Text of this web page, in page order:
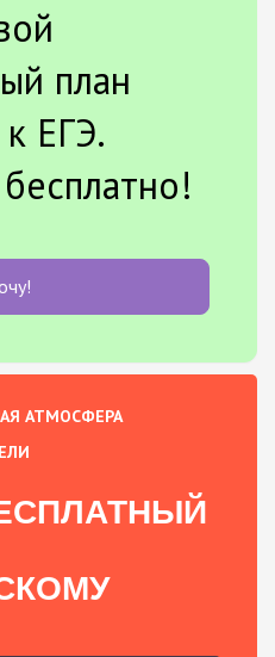
план
ЕГЭ.
АТМОСФЕРА